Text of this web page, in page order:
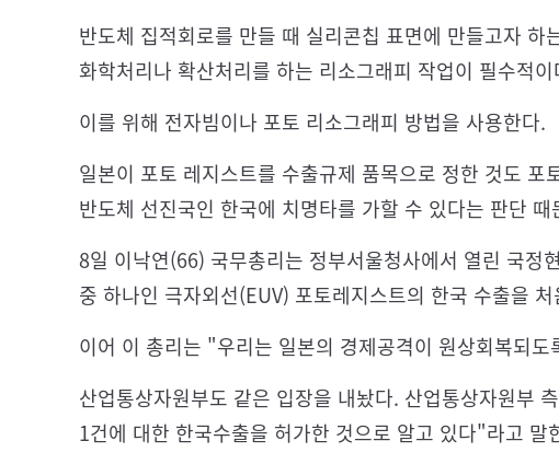
반도체 집적회로를 만들 때 실리콘칩 표면에 만들고자 하
화학처리나 확산처리를 하는 리소그래피 작업이 필수적이
이를 위해 전자빔이나 포토 리소그래피 방법을 사용한다.
일본이 포토 레지스트를 수출규제 품목으로 정한 것도 포
반도체 선진국인 한국에 치명타를 가할 수 있다는 판단 때
8일 이낙연(66) 국무총리는 정부서울청사에서 열린 국정
중 하나인 극자외선(EUV) 포토레지스트의 한국 수출을
이어 이 총리는 "우리는 일본의 경제공격이 원상회복되
산업통상자원부도 같은 입장을 내놨다. 산업통상자원부
1건에 대한 한국수출을 허가한 것으로 알고 있다"라고 말